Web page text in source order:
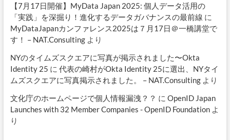
【7月17日開催】MyData Japan 2025: 個人データ活用の
「実践」を深掘り！進化するデータガバナンスの最前線 に
MyDataJapanカンファレンス2025は７月17日＠一橋講堂で
す！ – NAT.Consultingより
NYのタイムズスクエアに写真が掲示されました〜Okta
Identity 25 に 代表の崎村がOkta Identity 25に選出、NYタイ
ムズスクエアに写真掲示されました。 – NAT.Consultingより
文化庁のホームページで個人情報漏洩？？ に OpenID Japan
Launches with 32 Member Companies - OpenID Foundationよ
り